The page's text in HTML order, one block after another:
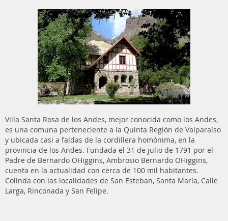
Villa Santa Rosa de los Andes, mejor conocida como los Andes,
es una comuna perteneciente a la Quinta Región de Valparaíso
y ubicada casi a faldas de la cordillera homónima, en la
provincia de los Andes. Fundada el 31 de julio de 1791 por el
Padre de Bernardo OHiggins, Ambrosio Bernardo OHiggins,
cuenta en la actualidad con cerca de 100 mil habitantes.
Colinda con las localidades de San Esteban, Santa María, Calle
Larga, Rinconada y San Felipe.